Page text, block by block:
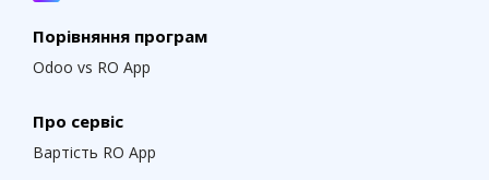
Порівняння програм
Odoo vs RO App
Про сервіс
Вартість RO App